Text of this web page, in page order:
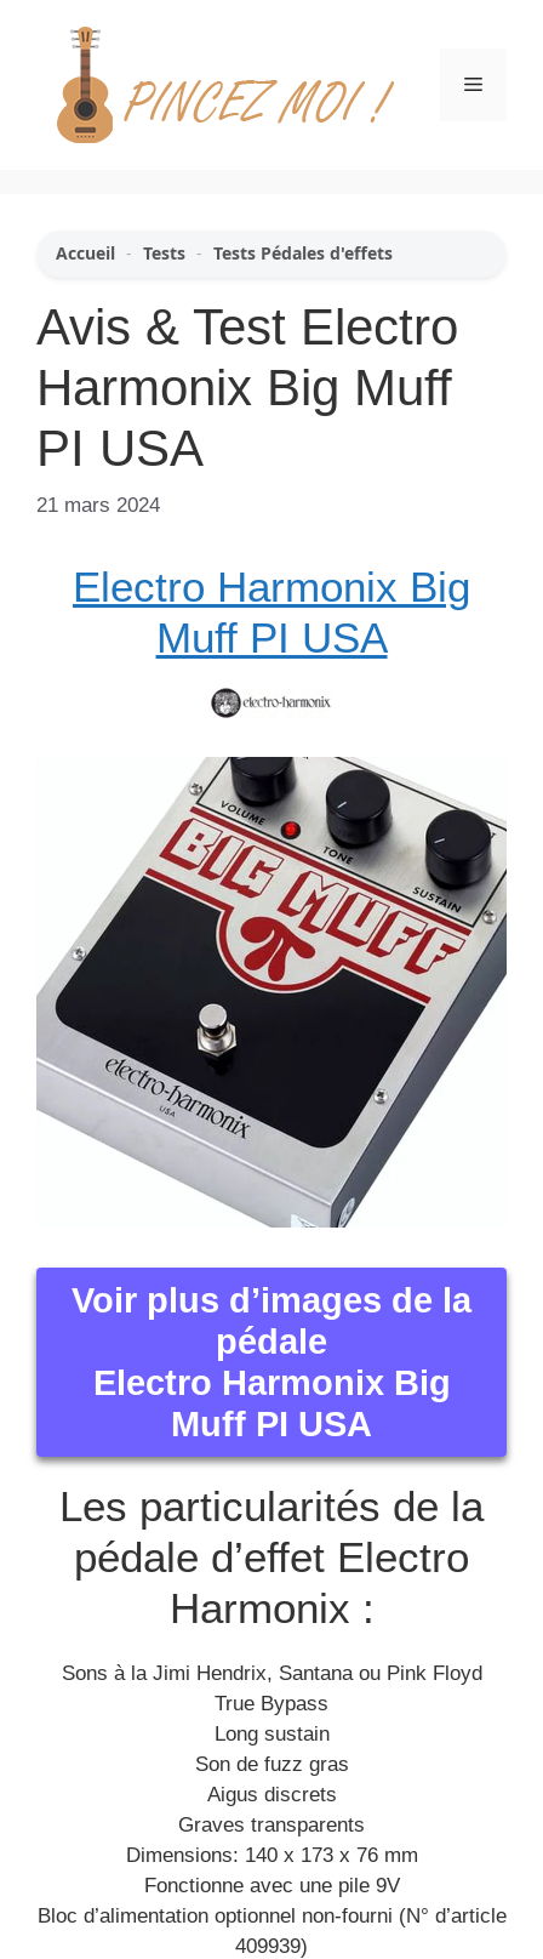
contenu
Menu
Accueil - Tests - Tests Pédales d'effets
Avis & Test Electro
Harmonix Big Muff
PI USA
21 mars 2024
Electro Harmonix Big
Muff PI USA
Voir plus d’images de la
pédale
Electro Harmonix Big
Muff PI USA
Les particularités de la
pédale d’effet Electro
Harmonix :
Sons à la Jimi Hendrix, Santana ou Pink Floyd
True Bypass
Long sustain
Son de fuzz gras
Aigus discrets
Graves transparents
Dimensions: 140 x 173 x 76 mm
Fonctionne avec une pile 9V
Bloc d’alimentation optionnel non-fourni (N° d’article
409939)